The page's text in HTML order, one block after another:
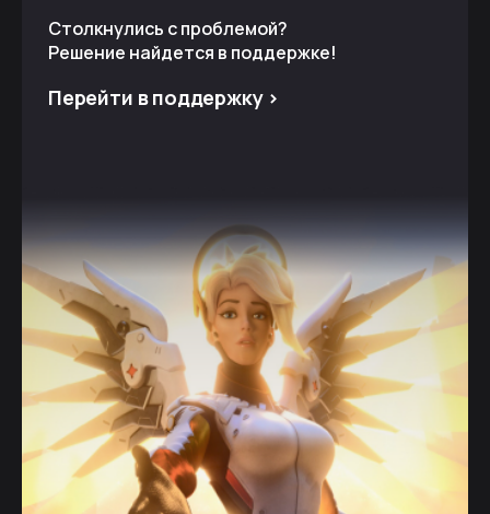
Столкнулись с проблемой?
Решение найдется в поддержке!
Перейти в поддержку >